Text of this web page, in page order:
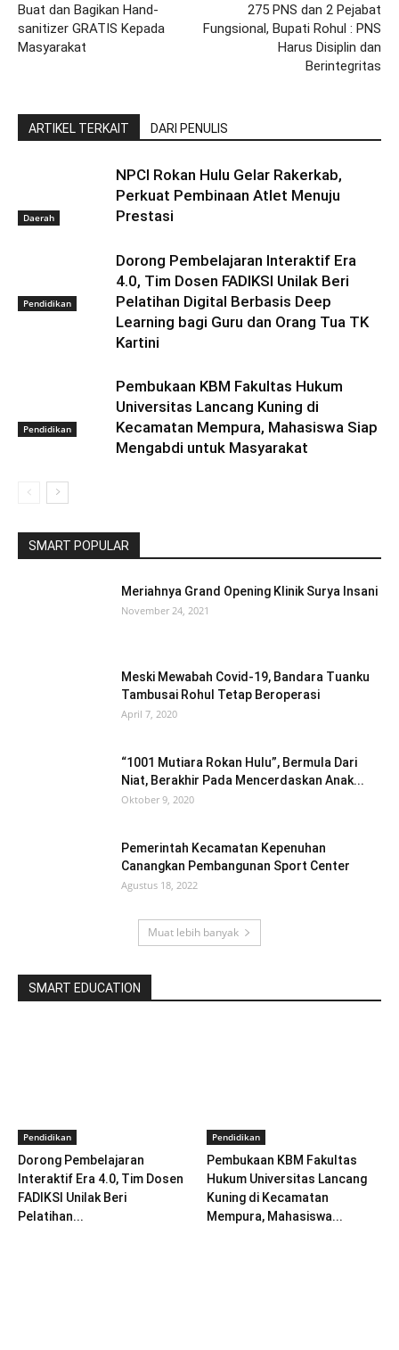
Buat dan Bagikan Hand-
sanitizer GRATIS Kepada
Masyarakat
275 PNS dan 2 Pejabat
Fungsional, Bupati Rohul : PNS
Harus Disiplin dan
Berintegritas
ARTIKEL TERKAIT DARI PENULIS
Daerah
NPCI Rokan Hulu Gelar Rakerkab,
Perkuat Pembinaan Atlet Menuju
Prestasi
Pendidikan
Dorong Pembelajaran Interaktif Era
4.0, Tim Dosen FADIKSI Unilak Beri
Pelatihan Digital Berbasis Deep
Learning bagi Guru dan Orang Tua TK
Kartini
Pendidikan
Pembukaan KBM Fakultas Hukum
Universitas Lancang Kuning di
Kecamatan Mempura, Mahasiswa Siap
Mengabdi untuk Masyarakat
SMART POPULAR
Meriahnya Grand Opening Klinik Surya Insani
November 24, 2021
Meski Mewabah Covid-19, Bandara Tuanku
Tambusai Rohul Tetap Beroperasi
April 7, 2020
“1001 Mutiara Rokan Hulu”, Bermula Dari
Niat, Berakhir Pada Mencerdaskan Anak...
Oktober 9, 2020
Pemerintah Kecamatan Kepenuhan
Canangkan Pembangunan Sport Center
Agustus 18, 2022
Muat lebih banyak
SMART EDUCATION
Pendidikan
Dorong Pembelajaran
Interaktif Era 4.0, Tim Dosen
FADIKSI Unilak Beri
Pelatihan...
Pendidikan
Pembukaan KBM Fakultas
Hukum Universitas Lancang
Kuning di Kecamatan
Mempura, Mahasiswa...